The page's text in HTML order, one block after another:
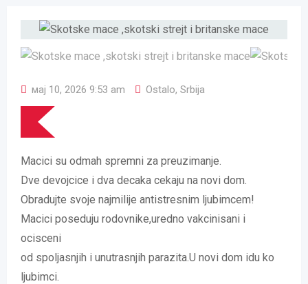
мај 10, 2026 9:53 am Ostalo, Srbija
Macici su odmah spremni za preuzimanje.
Dve devojcice i dva decaka cekaju na novi dom.
Obradujte svoje najmilije antistresnim ljubimcem!
Macici poseduju rodovnike,uredno vakcinisani i
ocisceni
od spoljasnjih i unutrasnjih parazita.U novi dom idu ko
ljubimci.